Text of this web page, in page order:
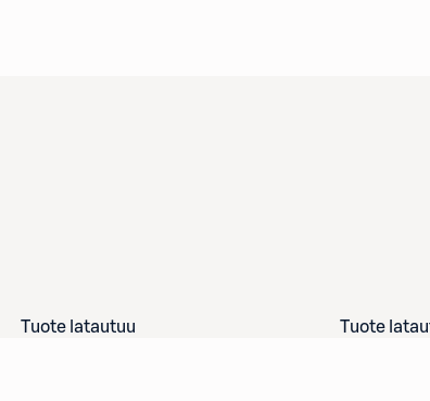
Tuote latautuu Tuote